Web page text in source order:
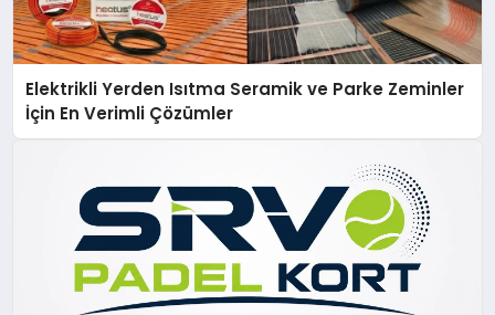
Elektrikli Yerden Isıtma Seramik ve Parke Zeminler
İçin En Verimli Çözümler